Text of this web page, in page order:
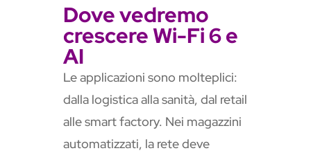
Dove vedremo
crescere Wi-Fi 6 e
AI
Le applicazioni sono molteplici:
dalla logistica alla sanità, dal retail
alle smart factory. Nei magazzini
automatizzati, la rete deve